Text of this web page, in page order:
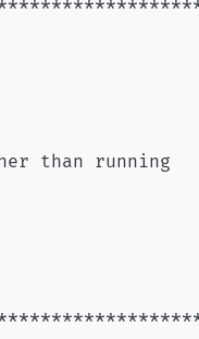
than running